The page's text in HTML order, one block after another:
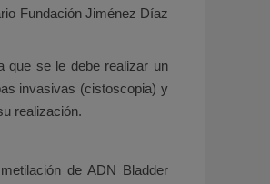
Fundación Jiménez Díaz
que se le debe realizar un
invasivas (cistoscopia) y
realización.
de ADN Bladder